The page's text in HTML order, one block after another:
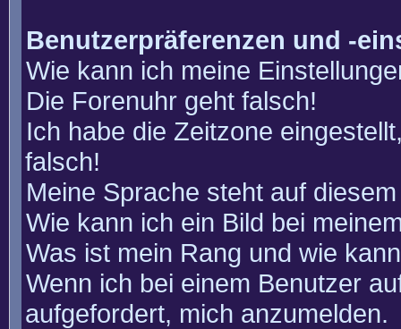
Benutzerpräferenzen und -
Wie kann ich meine
Die Forenuhr geht falsch!
Ich habe die Zeitzone
falsch!
Meine Sprache steht auf
Wie kann ich ein Bild bei
Was ist mein Rang und wie
Wenn ich bei einem Benutzer
aufgefordert, mich anzumelden.